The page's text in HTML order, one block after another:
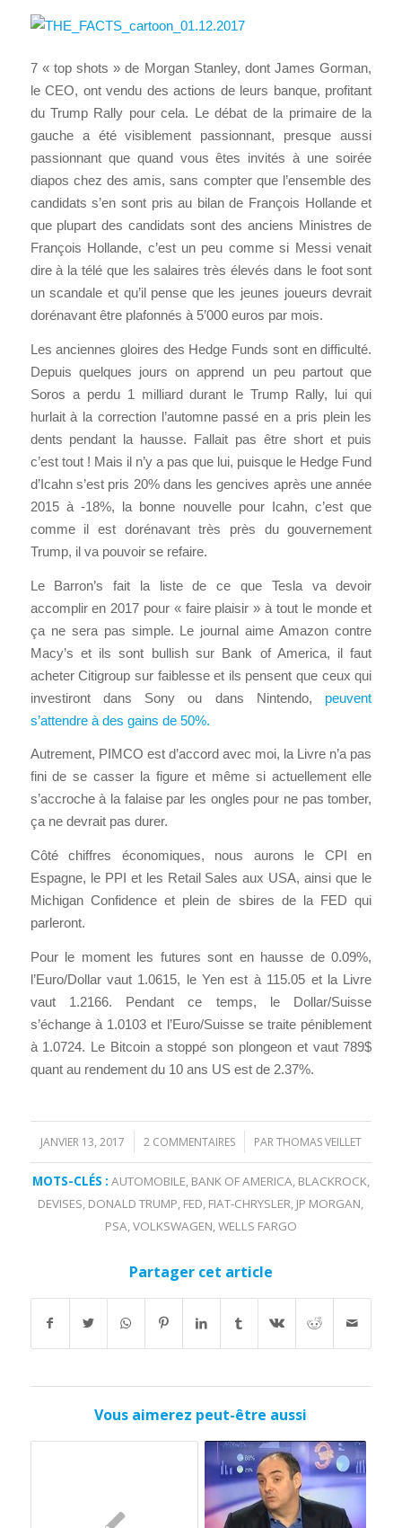
7 « top shots » de Morgan Stanley, dont James Gorman,
le CEO, ont vendu des actions de leurs banque, profitant
du Trump Rally pour cela. Le débat de la primaire de la
gauche a été visiblement passionnant, presque aussi
passionnant que quand vous êtes invités à une soirée
diapos chez des amis, sans compter que l’ensemble des
candidats s’en sont pris au bilan de François Hollande et
que plupart des candidats sont des anciens Ministres de
François Hollande, c’est un peu comme si Messi venait
dire à la télé que les salaires très élevés dans le foot sont
un scandale et qu’il pense que les jeunes joueurs devrait
dorénavant être plafonnés à 5’000 euros par mois.
Les anciennes gloires des Hedge Funds sont en difficulté.
Depuis quelques jours on apprend un peu partout que
Soros a perdu 1 milliard durant le Trump Rally, lui qui
hurlait à la correction l’automne passé en a pris plein les
dents pendant la hausse. Fallait pas être short et puis
c’est tout ! Mais il n’y a pas que lui, puisque le Hedge Fund
d’Icahn s’est pris 20% dans les gencives après une année
2015 à -18%, la bonne nouvelle pour Icahn, c’est que
comme il est dorénavant très près du gouvernement
Trump, il va pouvoir se refaire.
Le Barron’s fait la liste de ce que Tesla va devoir
accomplir en 2017 pour « faire plaisir » à tout le monde et
ça ne sera pas simple. Le journal aime Amazon contre
Macy’s et ils sont bullish sur Bank of America, il faut
acheter Citigroup sur faiblesse et ils pensent que ceux qui
investiront dans Sony ou dans Nintendo, peuvent
s’attendre à des gains de 50%.
Autrement, PIMCO est d’accord avec moi, la Livre n’a pas
fini de se casser la figure et même si actuellement elle
s’accroche à la falaise par les ongles pour ne pas tomber,
ça ne devrait pas durer.
Côté chiffres économiques, nous aurons le CPI en
Espagne, le PPI et les Retail Sales aux USA, ainsi que le
Michigan Confidence et plein de sbires de la FED qui
parleront.
Pour le moment les futures sont en hausse de 0.09%,
l’Euro/Dollar vaut 1.0615, le Yen est à 115.05 et la Livre
vaut 1.2166. Pendant ce temps, le Dollar/Suisse
s’échange à 1.0103 et l’Euro/Suisse se traite péniblement
à 1.0724. Le Bitcoin a stoppé son plongeon et vaut 789$
quant au rendement du 10 ans US est de 2.37%.
JANVIER 13, 2017
/ 2 COMMENTAIRES
/ PARTHOMAS VEILLET
MOTS-CLÉS : AUTOMOBILE BANK OF AMERICA BLACKROCK
DEVISES DONALD TRUMP FED FIAT-CHRYSLER JP MORGAN
PSA VOLKSWAGEN WELLS FARGO
Partager cet article
Vous aimerez peut-être aussi